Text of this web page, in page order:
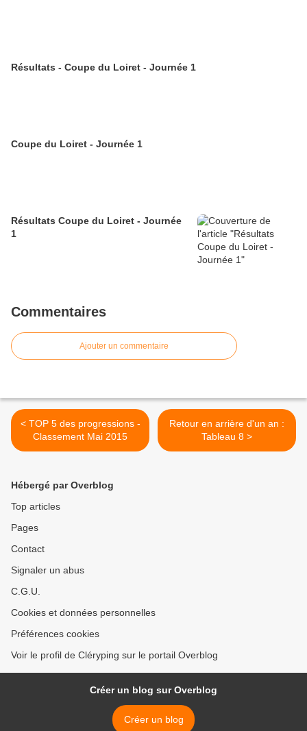
Résultats - Coupe du Loiret - Journée 1
Coupe du Loiret - Journée 1
Résultats Coupe du Loiret - Journée
1
Commentaires
Ajouter un commentaire
< TOP 5 des progressions -
Classement Mai 2015
Retour en arrière d'un an :
Tableau 8 >
Hébergé par Overblog
Top articles
Pages
Contact
Signaler un abus
C.G.U.
Cookies et données personnelles
Préférences cookies
Voir le profil de Cléryping sur le portail Overblog
Créer un blog sur Overblog
Créer un blog